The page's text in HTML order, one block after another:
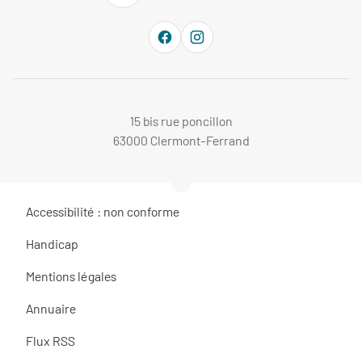
15 bis rue poncillon
63000 Clermont-Ferrand
Accessibilité : non conforme
Handicap
Mentions légales
Annuaire
Flux RSS